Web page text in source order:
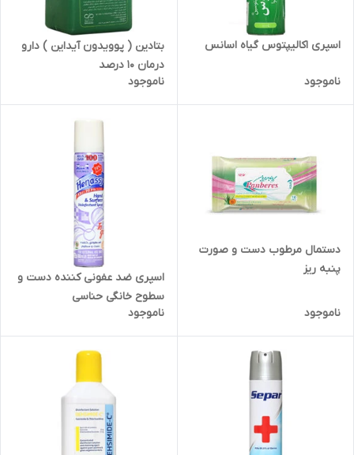
اسپری اکالیپتوس گیاه اسانس
ناموجود
بتادین ( پوویدون آیداین ) دارو
درمان 10 درصد
ناموجود
دستمال مرطوب دست و صورت
پنبه ریز
ناموجود
اسپری ضد عفونی کننده دست و
سطوح خانگی حناسی
ناموجود